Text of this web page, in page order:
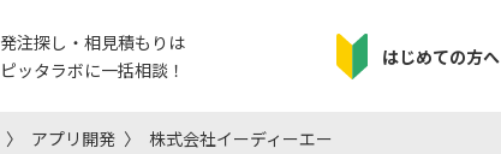
発注探し・相見積もりは
ピッタラボに一括相談！
はじめての方へ
アプリ開発 株式会社イーディーエー